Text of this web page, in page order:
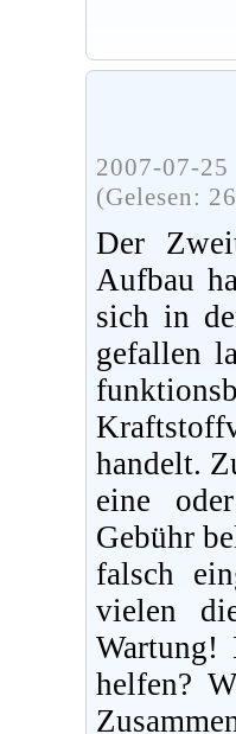
2007-07-
(Gelesen:
Der
Aufbau
sich in
gefallen
handelt.
eine
Gebühr
falsch
vielen
Wartung!
helfen?